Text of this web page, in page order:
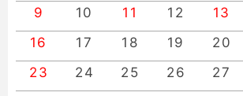
9
10 11 12 13
16
17 18 19 20
23
24 25 26 27